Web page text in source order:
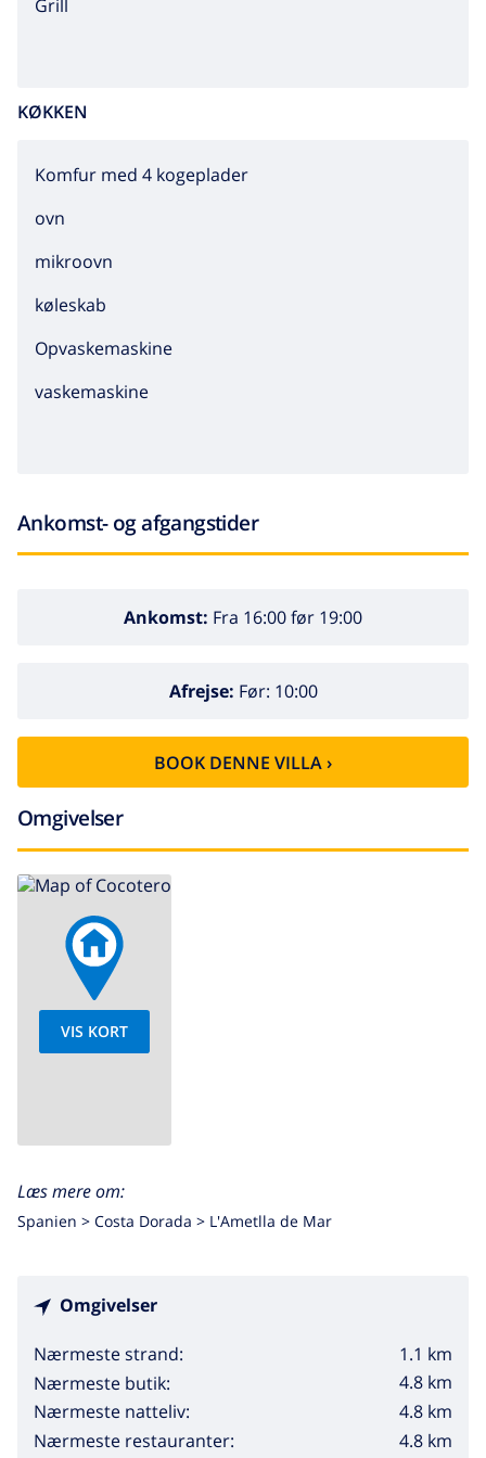
grill
KØKKEN
Komfur med 4 kogeplader
ovn
mikroovn
køleskab
Opvaskemaskine
vaskemaskine
Ankomst- og afgangstider
Ankomst: Fra 16:00 før 19:00
Afrejse: Før: 10:00
BOOK DENNE VILLA ›
Omgivelser
VIS KORT
Læs mere om:
Spanien > Costa Dorada > L'Ametlla de Mar
Omgivelser
Nærmeste strand:
1.1 km
Nærmeste butik:
4.8 km
Nærmeste natteliv:
4.8 km
Nærmeste restauranter:
4.8 km